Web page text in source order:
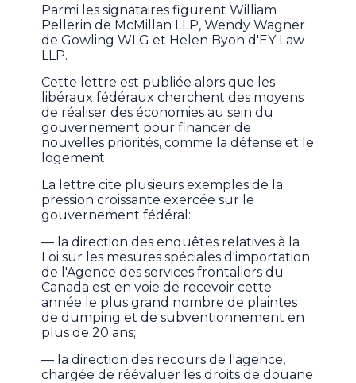
Parmi les signataires figurent William
Pellerin de McMillan LLP, Wendy Wagner
de Gowling WLG et Helen Byon d'EY Law
LLP.
Cette lettre est publiée alors que les
libéraux fédéraux cherchent des moyens
de réaliser des économies au sein du
gouvernement pour financer de
nouvelles priorités, comme la défense et le
logement.
La lettre cite plusieurs exemples de la
pression croissante exercée sur le
gouvernement fédéral:
— la direction des enquêtes relatives à la
Loi sur les mesures spéciales d'importation
de l'Agence des services frontaliers du
Canada est en voie de recevoir cette
année le plus grand nombre de plaintes
de dumping et de subventionnement en
plus de 20 ans;
— la direction des recours de l'agence,
chargée de réévaluer les droits de douane